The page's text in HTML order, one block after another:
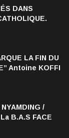
DANS
LA FIN DU
Antoine KOFFI
/
B.A.S FACE